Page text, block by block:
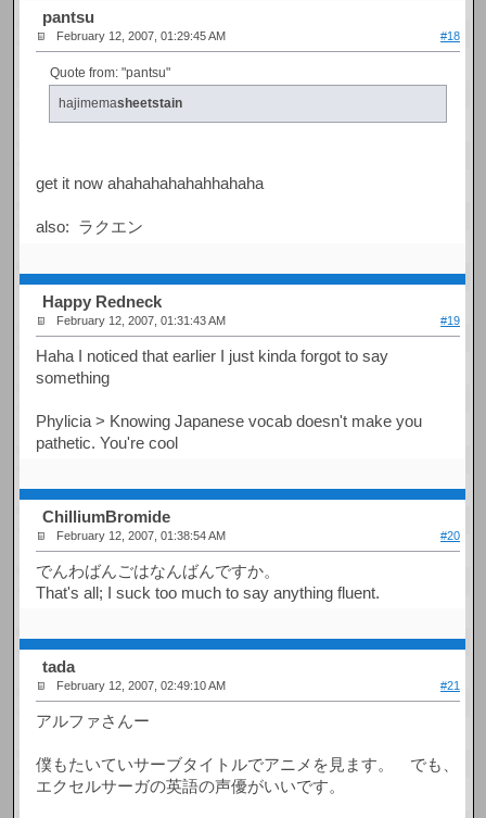
pantsu
February 12, 2007, 01:29:45 AM #18
Quote from: "pantsu"
hajimemasheetstain
get it now ahahahahahahhahaha
also: ラクエン
Happy Redneck
February 12, 2007, 01:31:43 AM #19
Haha I noticed that earlier I just kinda forgot to say
something
Phylicia > Knowing Japanese vocab doesn't make you
pathetic. You're cool
ChilliumBromide
February 12, 2007, 01:38:54 AM #20
でんわばんごはなんばんですか。
That's all; I suck too much to say anything fluent.
tada
February 12, 2007, 02:49:10 AM #21
アルファさんー
僕もたいていサーブタイトルでアニメを見ます。 でも、
エクセルサーガの英語の声優がいいです。